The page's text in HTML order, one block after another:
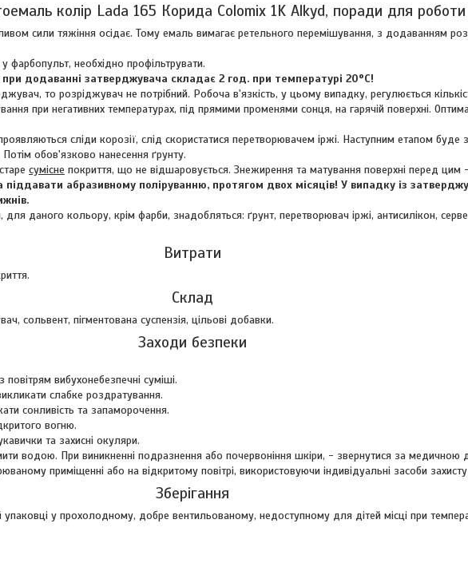
колір Lada 165 Корида Colomix 1K Alkyd, поради для роботи
сили тяжіння осідає. Тому емаль вимагає ретельного перемішування, з додаванням
необхідно профільтрувати.
додаванні затверджувача складає 2 год. при температурі 20°C!
то розріджувач не потрібний. Робоча в'язкість, у цьому випадку, регулюється
при негативних температурах, під прямими променями сонця, на гарячій поверхні.
сліди корозії, слід скористатися перетворювачем іржі. Наступним етапом буде
обов'язково нанесення ґрунту.
сумісне покриття, що не відшаровується. Знежирення та матування поверхні перед цим
абразивному поліруванню, протягом двох місяців! У випадку із
для даного кольору, крім фарби, знадобляться: ґрунт, перетворювач іржі, антисилікон,
Витрати
Склад
сольвент, пігментована суспензія, цільові добавки.
Заходи безпеки
вибухонебезпечні суміші.
слабке роздратування.
сонливість та запаморочення.
вогню.
та захисні окуляри.
водою. При виникненні подразнення або почервоніння шкіри, - звернутися за медичною
приміщенні або на відкритому повітрі, використовуючи індивідуальні засоби
Зберігання
упаковці у прохолодному, добре вентильованому, недоступному для дітей місці при